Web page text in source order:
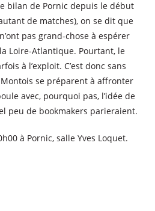
bilan de Pornic depuis le début
de matches), on se dit que
pas grand-chose à espérer
Loire-Atlantique. Pourtant, le
à l’exploit. C’est donc sans
se préparent à affronter
avec, pourquoi pas, l’idée de
peu de bookmakers parieraient.
à Pornic, salle Yves Loquet.